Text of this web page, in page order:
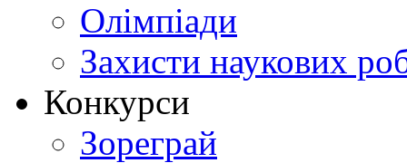
Олімпіади
Захисти наукових
Конкурси
Зореграй